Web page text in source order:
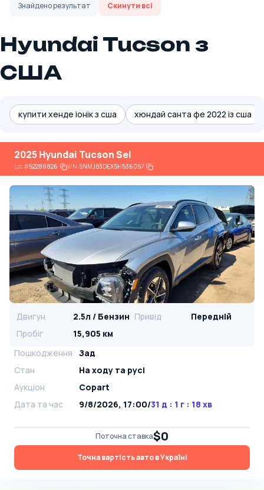
Знайденорезультат Скинути всі
Hyundai Tucson з
США
купити хенде іонік з сша хюндай санта фе 2022 із сша
2025 Hyundai Tucson Sel
Lot#52288826 VIN:5NMJB3DEXSH536057
Двигун 2.5л / Бензин Привід
Передній
Пробіг
15,905 км
Пошкодження
Зад
Стан
На ​​ходу та русі
Аукціон
Copart
Дата та час
9/8/2026, 17:00/31 д : 1 г : 18 хв
Поточна ставка$0
Точна вартість авто в Україні